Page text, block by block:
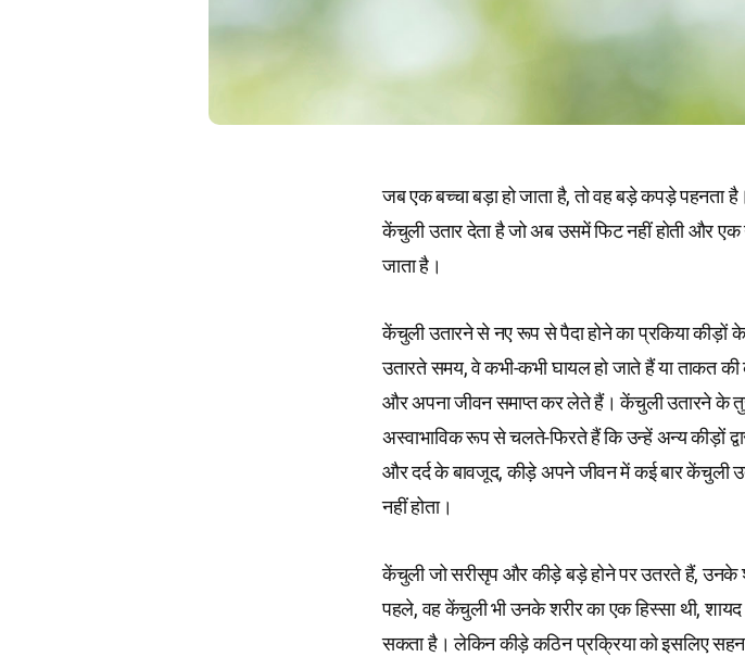
जब एक बच्चा बड़ा हो जाता है, तो वह बड़े कपड़े पहनता
केंचुली उतार देता है जो अब उसमें फिट नहीं होती और
जाता है।
केंचुली उतारने से नए रूप से पैदा होने का प्रकिया कीड़ों
उतारते समय, वे कभी-कभी घायल हो जाते हैं या ताकत
और अपना जीवन समाप्त कर लेते हैं। केंचुली उतारने के
अस्वाभाविक रूप से चलते-फिरते हैं कि उन्हें अन्य कीड़ों
और दर्द के बावजूद, कीड़े अपने जीवन में कई बार केंचुली
नहीं होता।
केंचुली जो सरीसृप और कीड़े बड़े होने पर उतरते हैं,
पहले, वह केंचुली भी उनके शरीर का एक हिस्सा थी,
सकता है। लेकिन कीड़े कठिन प्रक्रिया को इसलिए